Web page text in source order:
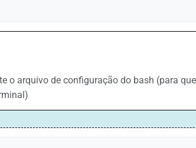
o arquivo de configuração do bash (para